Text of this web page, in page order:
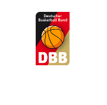
Suchvorschläge